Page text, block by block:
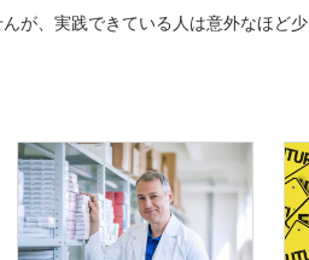
が、実践できている人は意外なほど